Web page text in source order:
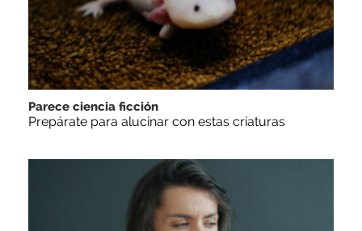
Parece ciencia ficción
Prepárate para alucinar con estas criaturas